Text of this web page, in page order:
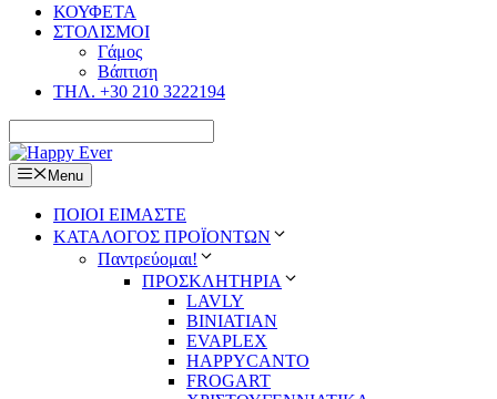
ΚΟΥΦΕΤΑ
ΣΤΟΛΙΣΜΟΙ
Γάμος
Βάπτιση
ΤΗΛ. +30 210 3222194
Menu
ΠΟΙΟΙ ΕΙΜΑΣΤΕ
ΚΑΤΑΛΟΓΟΣ ΠΡΟΪΟΝΤΩΝ
Παντρεύομαι!
ΠΡΟΣΚΛΗΤΗΡΙΑ
LAVLY
BINIATIAN
EVAPLEX
HAPPYCANTO
FROGART